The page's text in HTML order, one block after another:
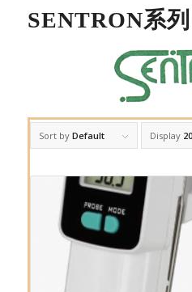
SENTRON系列
Sort by Default Display